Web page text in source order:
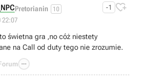
Pretorianin 10
22:07
-1 
świetna gra ,no cóż niestety
na Call od duty tego nie zrozumie.
